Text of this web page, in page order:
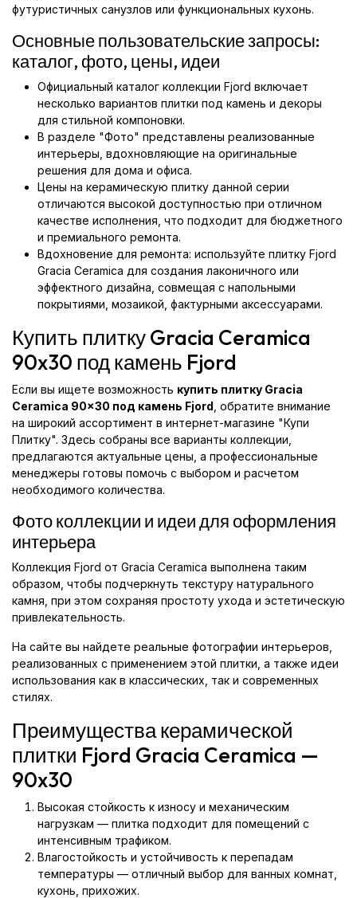
футуристичных санузлов или функциональных кухонь.
Основные пользовательские запросы:
каталог, фото, цены, идеи
Официальный каталог коллекции Fjord включает
несколько вариантов плитки под камень и декоры
для стильной компоновки.
В разделе "Фото" представлены реализованные
интерьеры, вдохновляющие на оригинальные
решения для дома и офиса.
Цены на керамическую плитку данной серии
отличаются высокой доступностью при отличном
качестве исполнения, что подходит для бюджетного
и премиального ремонта.
Вдохновение для ремонта: используйте плитку Fjord
Gracia Ceramica для создания лаконичного или
эффектного дизайна, совмещая с напольными
покрытиями, мозаикой, фактурными аксессуарами.
Купить плитку Gracia Ceramica
90x30 под камень Fjord
Если вы ищете возможность купить плитку Gracia
Ceramica 90x30 под камень Fjord , обратите внимание
на широкий ассортимент в интернет-магазине "Купи
Плитку". Здесь собраны все варианты коллекции,
предлагаются актуальные цены, а профессиональные
менеджеры готовы помочь с выбором и расчетом
необходимого количества.
Фото коллекции и идеи для оформления
интерьера
Коллекция Fjord от Gracia Ceramica выполнена таким
образом, чтобы подчеркнуть текстуру натурального
камня, при этом сохраняя простоту ухода и эстетическую
привлекательность.
На сайте вы найдете реальные фотографии интерьеров,
реализованных с применением этой плитки, а также идеи
использования как в классических, так и современных
стилях.
Преимущества керамической
плитки Fjord Gracia Ceramica —
90x30
Высокая стойкость к износу и механическим
нагрузкам — плитка подходит для помещений с
интенсивным трафиком.
Влагостойкость и устойчивость к перепадам
температуры — отличный выбор для ванных комнат,
кухонь, прихожих.